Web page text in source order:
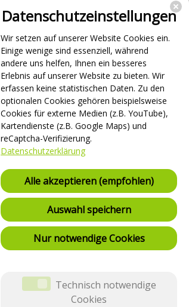
Datenschutzeinstellungen
Wir setzen auf unserer Website Cookies ein.
Einige wenige sind essenziell, während
andere uns helfen, Ihnen ein besseres
Erlebnis auf unserer Website zu bieten. Wir
erfassen keine statistischen Daten. Zu den
optionalen Cookies gehören beispielsweise
Cookies für externe Medien (z.B. YouTube),
Kartendienste (z.B. Google Maps) und
reCaptcha-Verifizierung.
Datenschutzerklärung
Alle akzeptieren (empfohlen)
Auswahl speichern
Nur notwendige Cookies
Technisch notwendige
Cookies